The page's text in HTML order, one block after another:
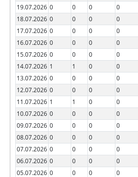
19.07.2026 0 0 0 0
18.07.2026 0 0 0 0
17.07.2026 0 0 0 0
16.07.2026 0 0 0 0
15.07.2026 0 0 0 0
14.07.2026 1 1 0 0
13.07.2026 0 0 0 0
12.07.2026 0 0 0 0
11.07.2026 1 1 0 0
10.07.2026 0 0 0 0
09.07.2026 0 0 0 0
08.07.2026 0 0 0 0
07.07.2026 0 0 0 0
06.07.2026 0 0 0 0
05.07.2026 0 0 0 0